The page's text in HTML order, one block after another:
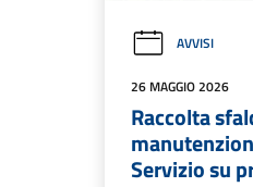
AVVISI
26 MAGGIO 2026
Raccolta
Servizio su